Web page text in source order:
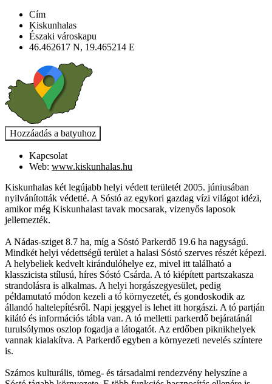
Cím
Kiskunhalas
Északi városkapu
46.462617 N, 19.465214 E
Kapcsolat
Web: www.kiskunhalas.hu
Kiskunhalas két legújabb helyi védett területét 2005. júniusában
nyilvánították védetté. A Sóstó az egykori gazdag vízi világot idézi,
amikor még Kiskunhalast tavak mocsarak, vizenyős laposok
jellemezték.
A Nádas-sziget 8.7 ha, míg a Sóstó Parkerdő 19.6 ha nagyságú.
Mindkét helyi védettségű terület a halasi Sóstó szerves részét képezi.
A helybeliek kedvelt kirándulóhelye ez, mivel itt található a
klasszicista stílusú, híres Sóstó Csárda. A tó kiépített partszakasza
strandolásra is alkalmas. A helyi horgászegyesület, pedig
példamutató módon kezeli a tó környezetét, és gondoskodik az
állandó haltelepítésről. Napi jeggyel is lehet itt horgászi. A tó partján
kilátó és információs tábla van. A tó melletti parkerdő bejáratánál
turulsólymos oszlop fogadja a látogatót. Az erdőben piknikhelyek
vannak kialakítva. A Parkerdő egyben a környezeti nevelés színtere
is.
Számos kulturális, tömeg- és társadalmi rendezvény helyszíne a